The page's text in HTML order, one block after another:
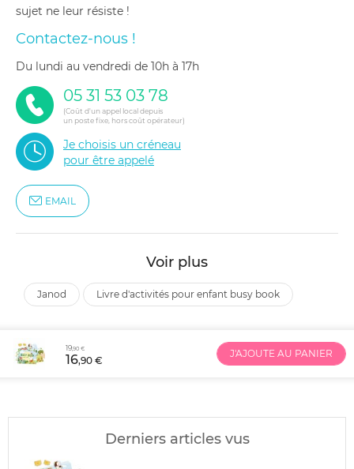
sujet ne leur résiste !
Contactez-nous !
du lundi au vendredi de 10h à 17h
05 31 53 03 78
(Coût d'un appel local depuis
un poste fixe, hors coût opérateur)
Je choisis un créneau
pour être appelé
EMAIL
Voir plus
janod livre d'activités pour enfant busy book
19,90 €
16,90 €
J'AJOUTE AU PANIER
Derniers articles vus